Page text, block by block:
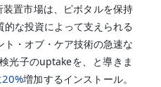
置市場は、ピボタルを保持
的な投資によって支えられる
・オブ・ケア技術の急速な
光子のuptakeを、と導きま
20%増加するインストール。